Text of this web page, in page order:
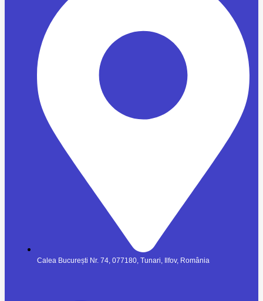
Calea București Nr. 74, 077180, Tunari, Ilfov, România